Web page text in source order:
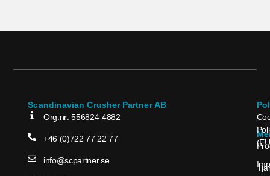
Scandinavian Crusher Partner AB
Org.nr: 556824-4882
+46 (0)722 77 22 77
info@scpartner.se